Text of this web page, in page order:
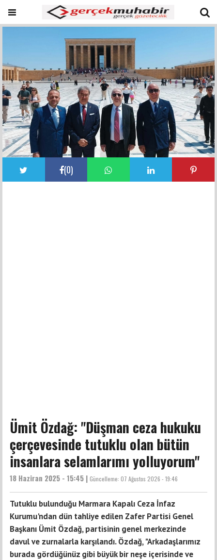
(0)
Ümit Özdağ: "Düşman ceza hukuku
çerçevesinde tutuklu olan bütün
insanlara selamlarımı yolluyorum''
18 Haziran 2025 - 15:45 | Güncelleme: 07 Ağustos 2026 - 19:46
Tutuklu bulunduğu Marmara Kapalı Ceza İnfaz
Kurumu'ndan dün tahliye edilen Zafer Partisi Genel
Başkanı Ümit Özdağ, partisinin genel merkezinde
davul ve zurnalarla karşılandı. Özdağ, "Arkadaşlarımız
burada gördüğünüz gibi büyük bir neşe içerisinde ve